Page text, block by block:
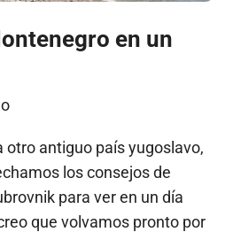
en un
otro antiguo país yugoslavo,
los consejos de
para ver en un día
que volvamos pronto por